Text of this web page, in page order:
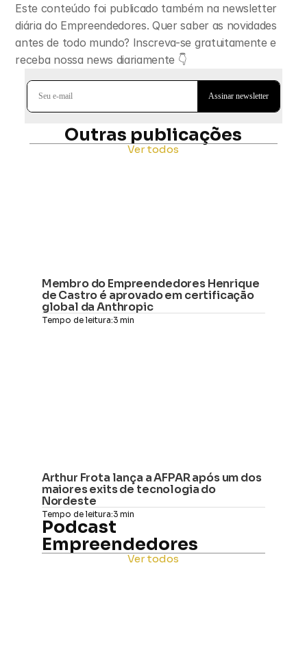
Este conteúdo foi publicado também na newsletter
diária do Empreendedores. Quer saber as novidades
antes de todo mundo? Inscreva-se gratuitamente e
receba nossa news diariamente 👇
Outras publicações
Ver todos
Membro do Empreendedores Henrique
de Castro é aprovado em certificação
global da Anthropic
Tempo de leitura:3 min
Arthur Frota lança a AFPAR após um dos
maiores exits de tecnologia do
Nordeste
Tempo de leitura:3 min
Podcast
Empreendedores
Ver todos